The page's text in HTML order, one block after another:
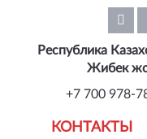
КОНТАКТЫ
Республика
Жибек
+7 700 978-